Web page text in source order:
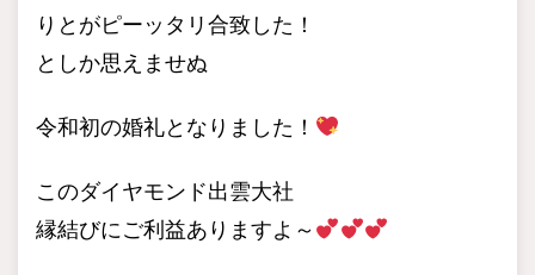
りとがピーッタリ合致した！
としか思えませぬ
令和初の婚礼となりました！
このダイヤモンド出雲大社
縁結びにご利益ありますよ～